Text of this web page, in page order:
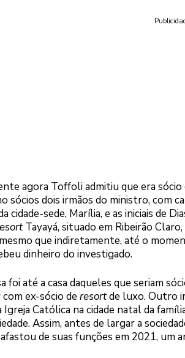
agora Toffoli admitiu que era sócio
sócios dois irmãos do ministro, com
cidade-sede, Marília, e as iniciais de
Tayayá, situado em Ribeirão
que indiretamente, até o
dinheiro do investigado.
foi até a casa daqueles que seriam
com ex-sócio de resortde luxo. Outro
Igreja Católica na cidade natal da
Assim, antes de largar a
de suas funções em 2021, um